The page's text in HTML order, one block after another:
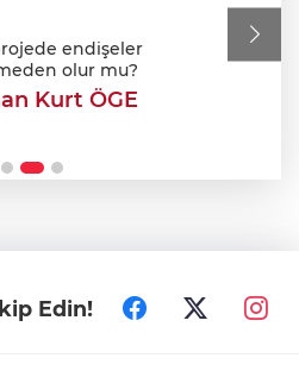
otopark çilesi
endişeler
olur mu?
Kurt ÖGE
Edin!